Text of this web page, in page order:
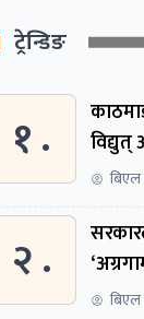
ट्रेन्डिङ
१ .
विद्युत्
बिएल
२ .
बिएल